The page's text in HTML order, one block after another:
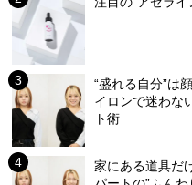
“盛れる自分”は
イロンで迷わな
ト術
家にある道具だ